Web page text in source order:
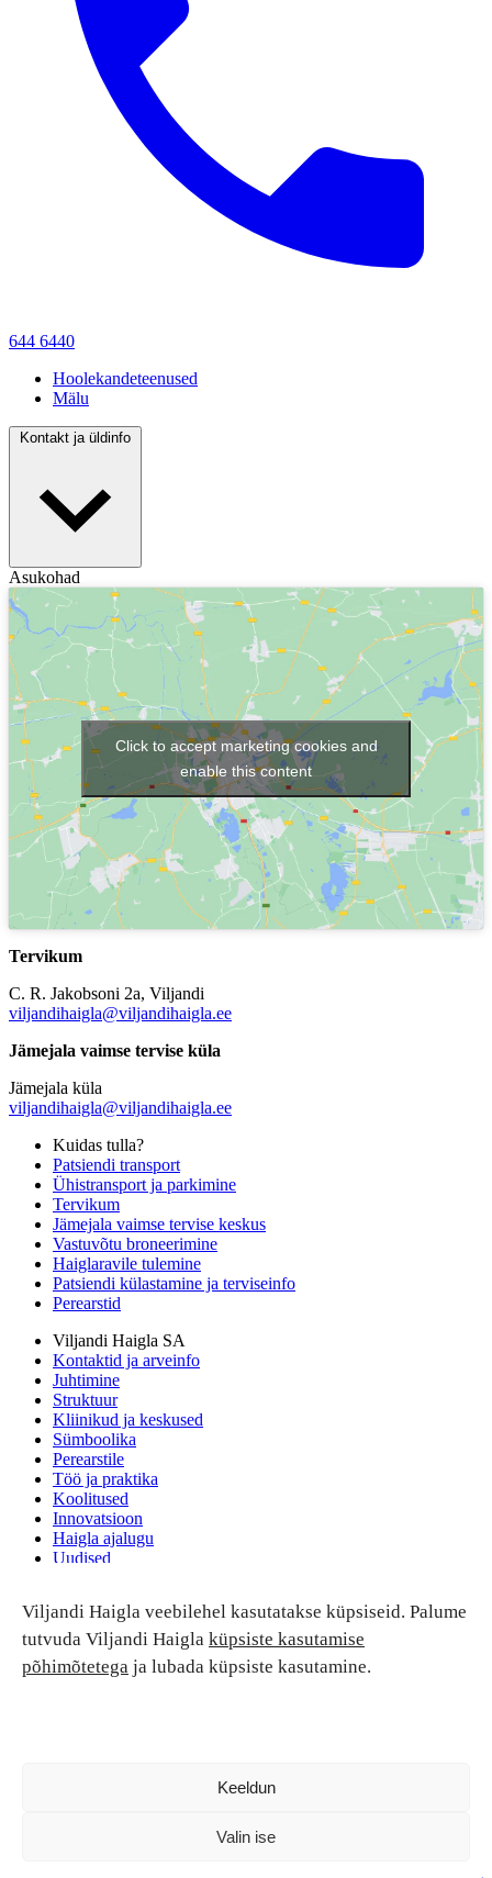
Viljandi Haigla veebilehel kasutatakse küpsiseid. Palume
tutvuda Viljandi Haigla küpsiste kasutamise
põhimõtetega ja lubada küpsiste kasutamine.
Keeldun
Valin ise
644 6440
Hoolekandeteenused
Mälu
Kontakt ja üldinfo
Asukohad
Click to accept marketing cookies and
enable this content
Tervikum
C. R. Jakobsoni 2a, Viljandi
viljandihaigla@viljandihaigla.ee
Jämejala vaimse tervise küla
Jämejala küla
viljandihaigla@viljandihaigla.ee
Kuidas tulla?
Patsiendi transport
Ühistransport ja parkimine
Tervikum
Jämejala vaimse tervise keskus
Vastuvõtu broneerimine
Haiglaravile tulemine
Patsiendi külastamine ja terviseinfo
Perearstid
Viljandi Haigla SA
Kontaktid ja arveinfo
Juhtimine
Struktuur
Kliinikud ja keskused
Sümboolika
Perearstile
Töö ja praktika
Koolitused
Innovatsioon
Haigla ajalugu
Uudised
Patsiendi turvalisus ja õigused
Patsiendi õigused ja kohustused
Patsiendiohutus
Patsientide nõukoda